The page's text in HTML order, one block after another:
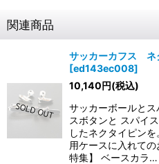
関連商品
サッカーカフス ネ
[ed143ec008]
10,140円(税込)
サッカーボールと
スボタンと スパイ
したネクタイピン
用ケースに入れて
特集】 ベースカラ…